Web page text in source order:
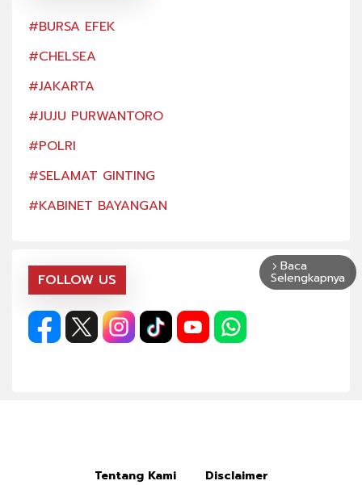
#BURSA EFEK
#CHELSEA
#JAKARTA
#JUJU PURWANTORO
#POLRI
#SELAMAT GINTING
#KABINET BAYANGAN
FOLLOW US
arrow_forward_ios Baca
Selengkapnya
Tentang Kami
Disclaimer